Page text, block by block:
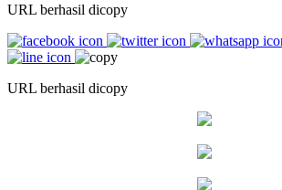
URL berhasil dicopy
URL berhasil dicopy